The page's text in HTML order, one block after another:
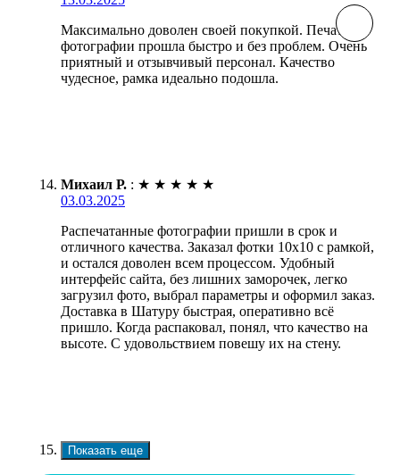
Максимально доволен своей покупкой. Печать
фотографии прошла быстро и без проблем. Очень
приятный и отзывчивый персонал. Качество
чудесное, рамка идеально подошла.
Михаил Р. : ★ ★ ★ ★ ★
03.03.2025
Распечатанные фотографии пришли в срок и
отличного качества. Заказал фотки 10х10 с рамкой,
и остался доволен всем процессом. Удобный
интерфейс сайта, без лишних заморочек, легко
загрузил фото, выбрал параметры и оформил заказ.
Доставка в Шатуру быстрая, оперативно всё
пришло. Когда распаковал, понял, что качество на
высоте. С удовольствием повешу их на стену.
Показать еще